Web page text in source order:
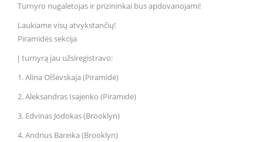
Turnyro nugalėtojas ir prizininkai bus apdovanojami!
Laukiame visų atvykstančių!
Piramidės sekcija
Į turnyrą jau užsiregistravo:
1. Alina Olševskaja (Piramidė)
2. Aleksandras Isajenko (Piramidė)
3. Edvinas Jodokas (Brooklyn)
4. Andrius Bareika (Brooklyn)